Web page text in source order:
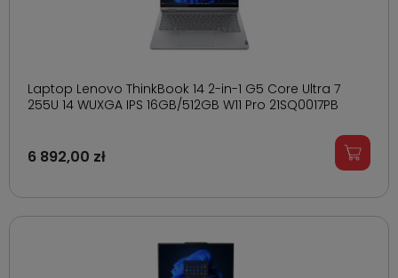
Laptop Lenovo ThinkBook 14 2-in-1 G5 Core Ultra 7
255U 14 WUXGA IPS 16GB/512GB W11 Pro 21SQ0017PB
6 892,00 zł